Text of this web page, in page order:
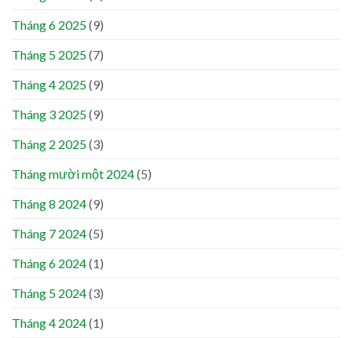
Tháng 6 2025(9)
Tháng 5 2025(7)
Tháng 4 2025(9)
Tháng 3 2025(9)
Tháng 2 2025(3)
Tháng mười một 2024(5)
Tháng 8 2024(9)
Tháng 7 2024(5)
Tháng 6 2024(1)
Tháng 5 2024(3)
Tháng 4 2024(1)